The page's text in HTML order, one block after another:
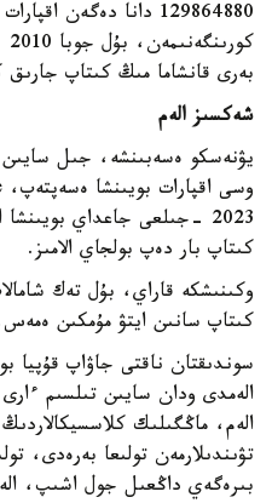
129864880 دانا دەگەن
بەرى قانشاما مىڭ كىتاپ
شەكسىز الەم
كىتاپ بار دەپ بولجاي الامىز.
وكىنىشكە قاراي، بۇل تەك
كىتاپ سانىن ايتۋ مۇمكىن
سوندىقتان ناقتى جاۋاپ قۇپيا
الەمدى ودان سايىن تىلسىم
الەم، ماڭگىلىك
تۋىندىلارمەن تولىعا بەرەدى،
بىرەگەي داڭعىل جول اشىپ،